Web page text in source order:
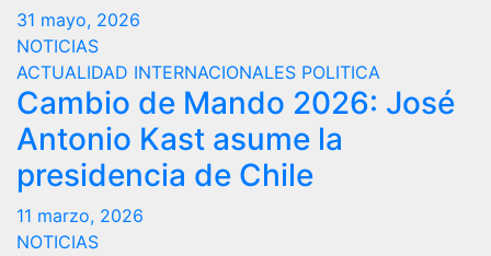
31 mayo, 2026
NOTICIAS
ACTUALIDAD INTERNACIONALES POLITICA
Cambio de Mando 2026: José
Antonio Kast asume la
presidencia de Chile
11 marzo, 2026
NOTICIAS